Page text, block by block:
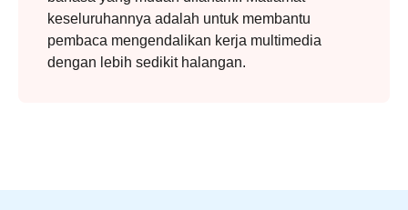
keseluruhannya adalah untuk membantu
pembaca mengendalikan kerja multimedia
dengan lebih sedikit halangan.